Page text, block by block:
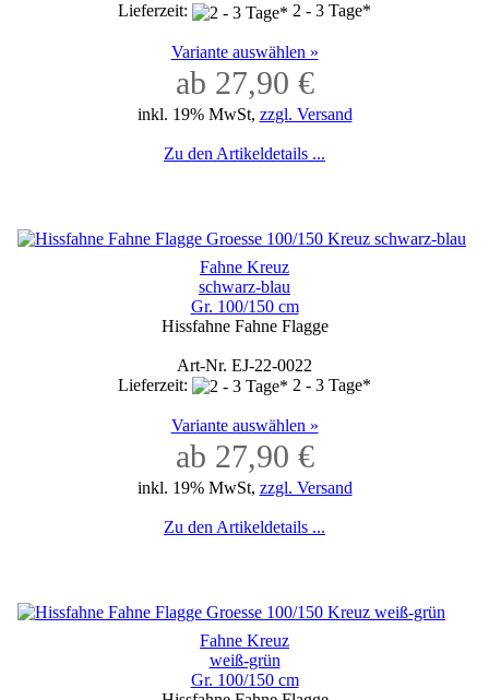
Lieferzeit:
2 - 3 Tage*
Variante auswählen »
ab 27,90 €
inkl. 19% MwSt, zzgl. Versand
Zu den Artikeldetails ...
Fahne Kreuz
schwarz-blau
Gr. 100/150 cm
Hissfahne Fahne Flagge
Art-Nr. EJ-22-0022
Lieferzeit:
2 - 3 Tage*
Variante auswählen »
ab 27,90 €
inkl. 19% MwSt, zzgl. Versand
Zu den Artikeldetails ...
Fahne Kreuz
weiß-grün
Gr. 100/150 cm